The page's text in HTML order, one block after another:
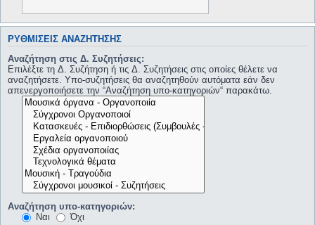
ΡΥΘΜΊΣΕΙΣ ΑΝΑΖΉΤΗΣΗΣ
Αναζήτηση στις Δ. Συζητήσεις:
Επιλέξτε τη Δ. Συζήτηση ή τις Δ. Συζητήσεις στις οποίες θέλετε να
αναζητήσετε. Υπο-συζητήσεις θα αναζητηθούν αυτόματα εάν δεν
απενεργοποιήσετε την “Αναζήτηση υπο-κατηγοριών“ παρακάτω.
Αναζήτηση υπο-κατηγοριών:
Ναι
Όχι